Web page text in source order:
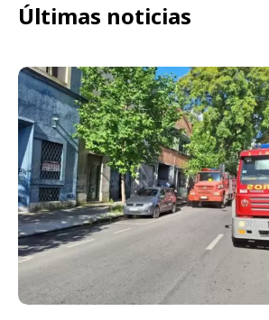
Últimas noticias